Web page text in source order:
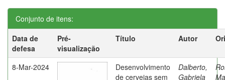
Conjunto de itens:
Data de
defesa
Pré-
visualização
Título Autor
8-Mar-2024
Desenvolvimento
de cervejas sem
Dalberto,
Gabriela